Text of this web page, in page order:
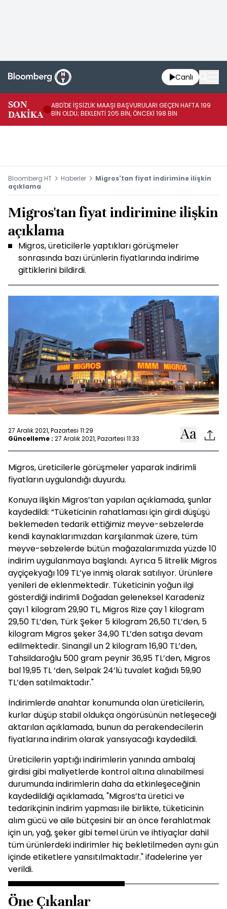
Canlı
SON
DAKİKA
ABD'DE İŞSİZLİK MAAŞI BAŞVURULARI GEÇEN HAFTA 199
BİN OLDU; BEKLENTİ 205 BİN, ÖNCEKİ 198 BİN
Bloomberg HT Haberler
Migros'tan fiyat indirimine ilişkin
açıklama
Migros'tan fiyat indirimine ilişkin
açıklama
Migros, üreticilerle yaptıkları görüşmeler
sonrasında bazı ürünlerin fiyatlarında indirime
gittiklerini bildirdi.
27 Aralık 2021, Pazartesi 11:29
Güncelleme : 27 Aralık 2021, Pazartesi 11:33
Migros, üreticilerle görüşmeler yaparak indirimli
fiyatların uygulandığı duyurdu.
Konuya ilişkin Migros’tan yapılan açıklamada, şunlar
kaydedildi: “Tüketicinin rahatlaması için girdi düşüşü
beklemeden tedarik ettiğimiz meyve-sebzelerde
kendi kaynaklarımızdan karşılanmak üzere, tüm
meyve-sebzelerde bütün mağazalarımızda yüzde 10
indirim uygulanmaya başlandı. Ayrıca 5 litrelik Migros
ayçiçekyağı 109 TL’ye inmiş olarak satılıyor. Ürünlere
yenileri de eklenmektedir. Tüketicinin yoğun ilgi
gösterdiği indirimli Doğadan geleneksel Karadeniz
çayı 1 kilogram 29,90 TL, Migros Rize çay 1 kilogram
29,50 TL’den, Türk Şeker 5 kilogram 26,50 TL’den, 5
kilogram Migros şeker 34,90 TL’den satışa devam
edilmektedir. Sinangil un 2 kilogram 16,90 TL’den,
Tahsildaroğlu 500 gram peynir 36,95 TL’den, Migros
bal 19,95 TL ‘den, Selpak 24’lü tuvalet kağıdı 59,90
TL’den satılmaktadır."
İndirimlerde anahtar konumunda olan üreticilerin,
kurlar düşüp stabil oldukça öngörüsünün netleşeceği
aktarılan açıklamada, bunun da perakendecilerin
fiyatlarına indirim olarak yansıyacağı kaydedildi.
Üreticilerin yaptığı indirimlerin yanında ambalaj
girdisi gibi maliyetlerde kontrol altına alınabilmesi
durumunda indirimlerin daha da etkinleşeceğinin
kaydedildiği açıklamada, "Migros’ta üretici ve
tedarikçinin indirim yapması ile birlikte, tüketicinin
alım gücü ve aile bütçesini bir an önce ferahlatmak
için un, yağ, şeker gibi temel ürün ve ihtiyaçlar dahil
tüm ürünlerdeki indirimler hiç bekletilmeden aynı gün
içinde etiketlere yansıtılmaktadır." ifadelerine yer
verildi.
Öne Çıkanlar